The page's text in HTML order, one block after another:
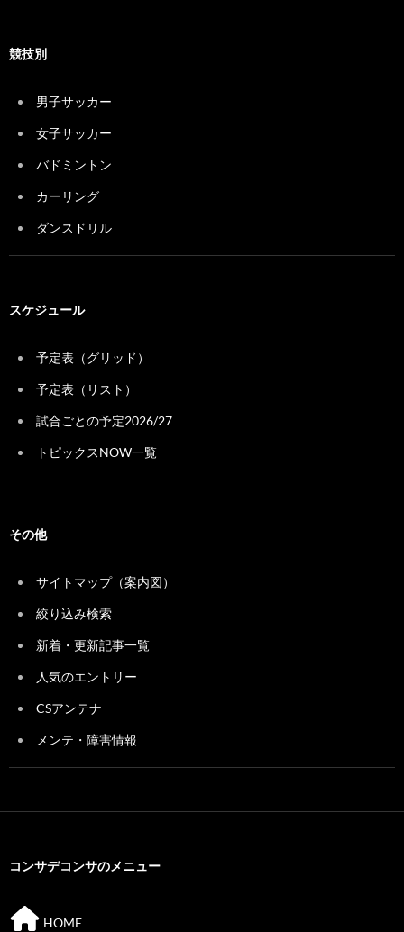
競技別
男子サッカー
女子サッカー
バドミントン
カーリング
ダンスドリル
スケジュール
予定表（グリッド）
予定表（リスト）
試合ごとの予定2026/27
トピックスNOW一覧
その他
サイトマップ（案内図）
絞り込み検索
新着・更新記事一覧
人気のエントリー
CSアンテナ
メンテ・障害情報
コンサデコンサのメニュー
HOME